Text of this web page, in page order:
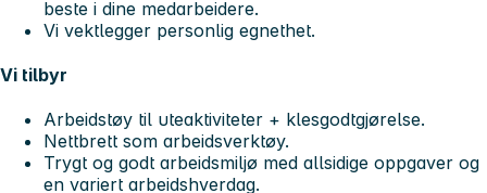
beste i dine medarbeidere.
Vi vektlegger personlig egnethet.
Vi tilbyr
Arbeidstøy til uteaktiviteter + klesgodtgjørelse.
Nettbrett som arbeidsverktøy.
Trygt og godt arbeidsmiljø med allsidige oppgaver og
en variert arbeidshverdag.